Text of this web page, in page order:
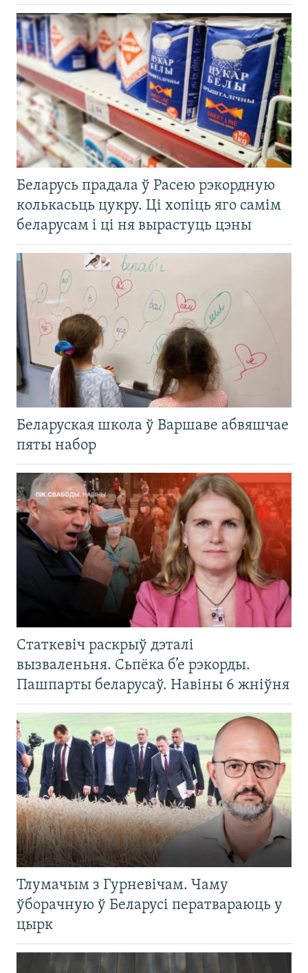
Беларусь прадала ў Расею рэкордную
колькасьць цукру. Ці хопіць яго самім
беларусам і ці ня вырастуць цэны
Беларуская школа ў Варшаве абвяшчае
пяты набор
Статкевіч раскрыў дэталі
вызваленьня. Сьпёка б’е рэкорды.
Пашпарты беларусаў. Навіны 6 жніўня
Тлумачым з Гурневічам. Чаму
ўборачную ў Беларусі ператвараюць у
цырк